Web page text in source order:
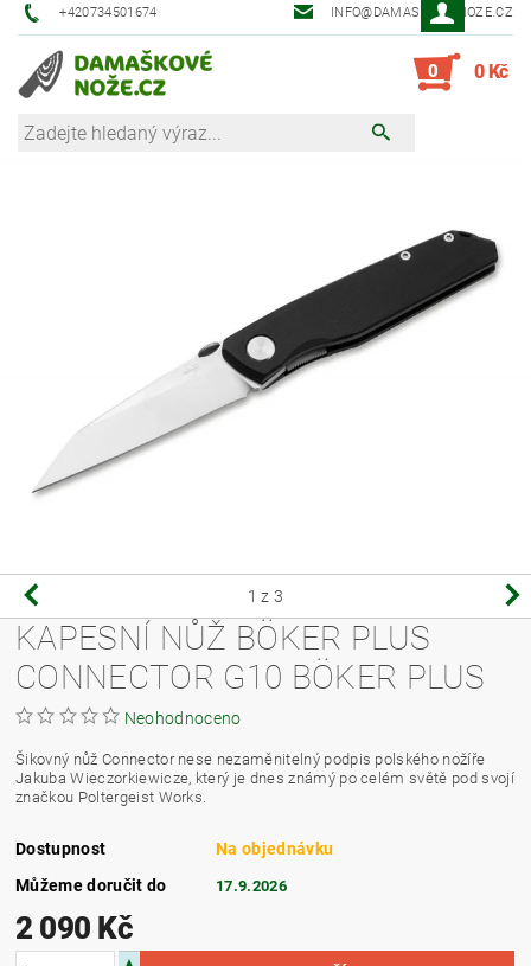
+420734501674 INFO@DAMASKOVE-NOZE.CZ
0 0 Kč
1 z 3
KAPESNÍ NŮŽ BÖKER PLUS
CONNECTOR G10 BÖKER PLUS
Neohodnoceno
Šikovný nůž Connector nese nezaměnitelný podpis polského nožíře
Jakuba Wieczorkiewicze, který je dnes známý po celém světě pod svojí
značkou Poltergeist Works.
Dostupnost
Na objednávku
Můžeme doručit do
17.9.2026
2 090 Kč